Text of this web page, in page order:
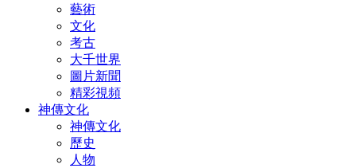
藝術
文化
考古
大千世界
圖片新聞
精彩視頻
神傳文化
神傳文化
歷史
人物